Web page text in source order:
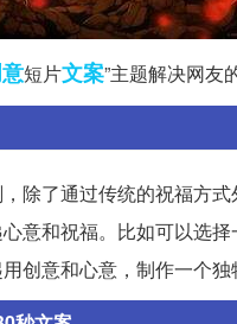
短片文案”主题解决网友
除了通过传统的祝福方
意和祝福。比如可以选
创意和心意，制作一个独